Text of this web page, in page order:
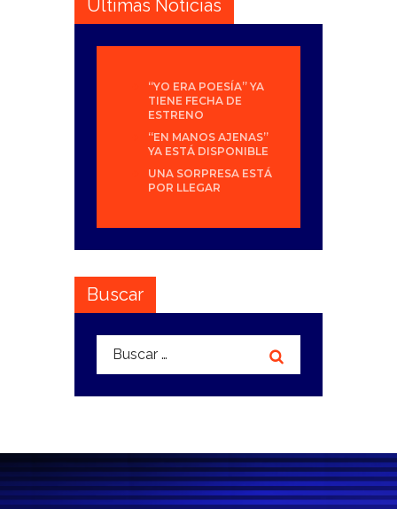
Últimas Noticias
“YO ERA POESÍA” YA
TIENE FECHA DE
ESTRENO
“EN MANOS AJENAS”
YA ESTÁ DISPONIBLE
UNA SORPRESA ESTÁ
POR LLEGAR
Buscar
Buscar: